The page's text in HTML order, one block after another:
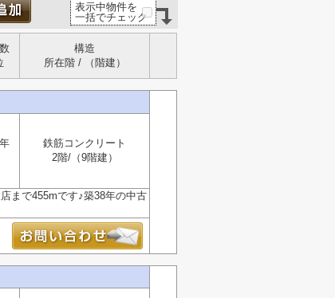
表示中物件を
一括でチェック
構造
所在階 / （階建）
鉄筋コンクリート
2階/（9階建）
まで455mです♪築38年の中古